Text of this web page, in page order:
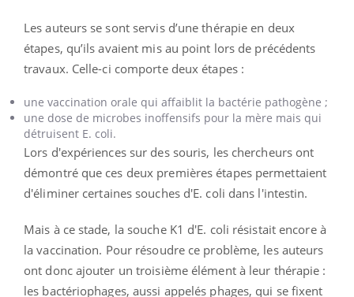
Les auteurs se sont servis d’une thérapie en deux
étapes, qu’ils avaient mis au point lors de précédents
travaux. Celle-ci comporte deux étapes :
une vaccination orale qui affaiblit la bactérie pathogène ;
une dose de microbes inoffensifs pour la mère mais qui
détruisent E. coli.
Lors d'expériences sur des souris, les chercheurs ont
démontré que ces deux premières étapes permettaient
d'éliminer certaines souches d'E. coli dans l'intestin.
Mais à ce stade, la souche K1 d'E. coli résistait encore à
la vaccination. Pour résoudre ce problème, les auteurs
ont donc ajouter un troisième élément à leur thérapie :
les bactériophages, aussi appelés phages, qui se fixent